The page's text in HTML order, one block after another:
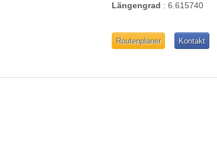
Längengrad :6.615740
Routenplaner Kontakt